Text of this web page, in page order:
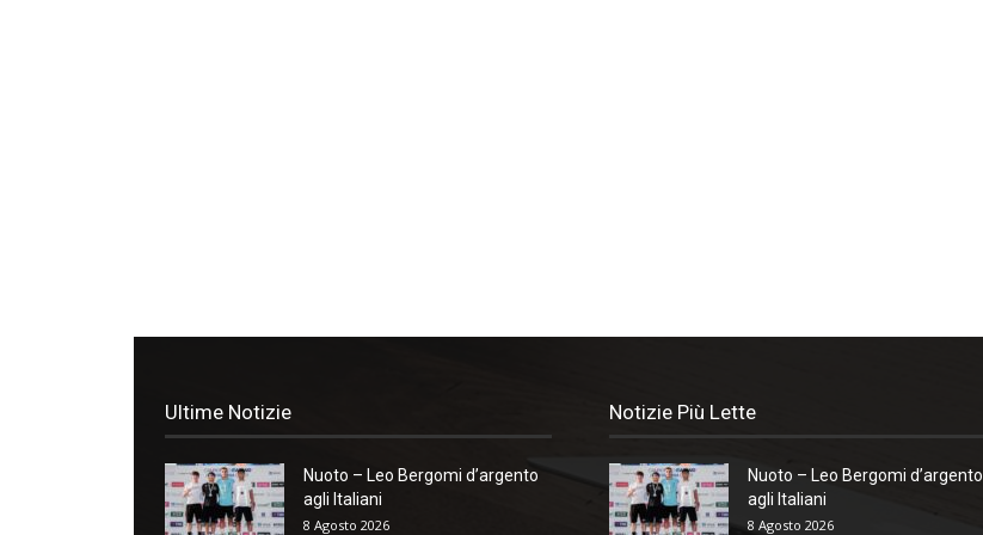
Ultime Notizie
Nuoto – Leo Bergomi d’argento
agli Italiani
8 Agosto 2026
Notizie Più Lette
Nuoto – Leo Bergomi d’argento
agli Italiani
8 Agosto 2026